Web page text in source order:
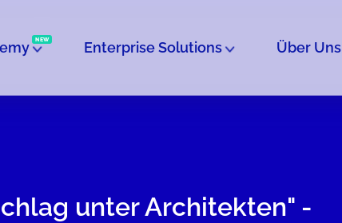
NEW Enterprise Solutions Über Uns
unter Architekten" -